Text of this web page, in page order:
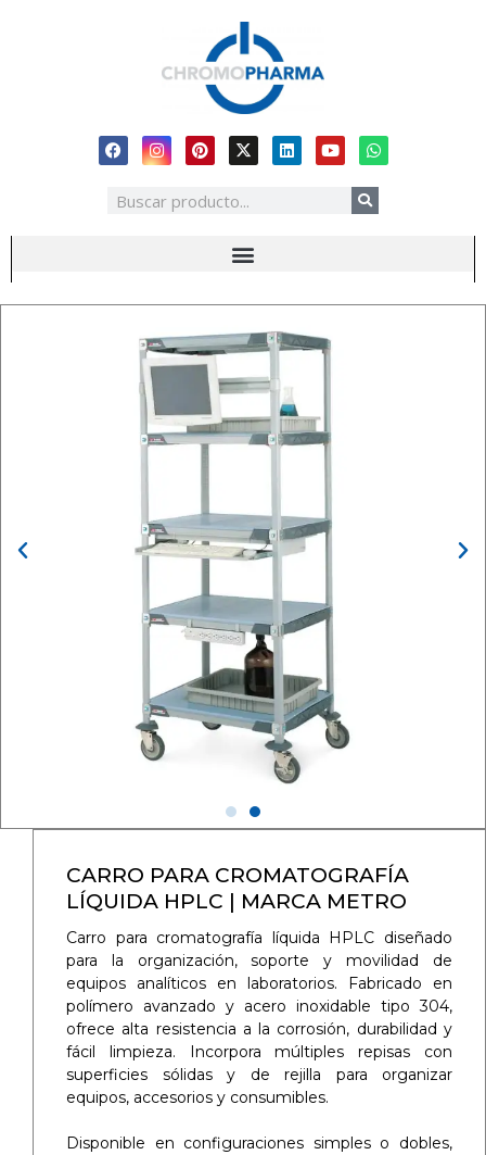
CARRO PARA CROMATOGRAFÍA
LÍQUIDA HPLC | MARCA METRO
Carro para cromatografía líquida HPLC diseñado
para la organización, soporte y movilidad de
equipos analíticos en laboratorios. Fabricado en
polímero avanzado y acero inoxidable tipo 304,
ofrece alta resistencia a la corrosión, durabilidad y
fácil limpieza. Incorpora múltiples repisas con
superficies sólidas y de rejilla para organizar
equipos, accesorios y consumibles.
Disponible en configuraciones simples o dobles,